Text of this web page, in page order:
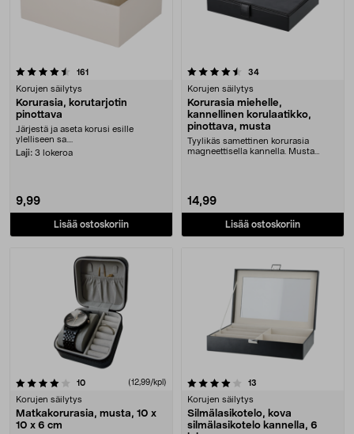
161
Korujen säilytys
Korurasia, korutarjotin
pinottava
Järjestä ja aseta korusi esille
ylelliseen sa....
Laji: 3 lokeroa
9,99
Lisää ostoskoriin
4.5 viidestä tähdestä 34arvostelut
Korujen säilytys
Korurasia miehelle,
kannellinen korulaatikko,
pinottava, musta
Tyylikäs samettinen korurasia
magneettisella kannella. Musta
14,99
Lisää ostoskoriin
10arvostelut (12,99/kpl)
Korujen säilytys
Matkakorurasia, musta, 10 x
10 x 6 cm
4.0 viidestä tähdestä 13
Korujen säilytys
Silmälasikotelo, kova
silmälasikotelo kannella, 6